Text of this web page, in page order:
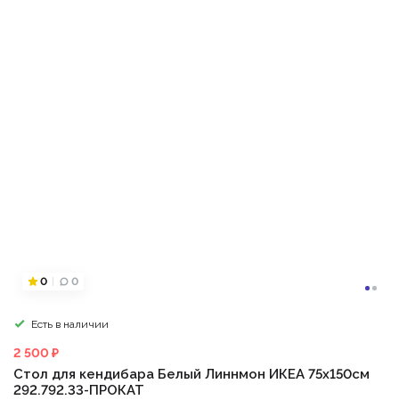
0 0
Есть в наличии
2 500 ₽
Стол для кендибара Белый Линнмон ИКЕА 75х150см
292.792.33-ПРОКАТ